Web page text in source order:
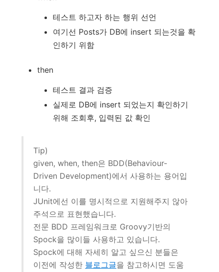
테스트 하고자 하는 행위 선언
여기선 Posts가 DB에 insert 되는것을 확
인하기 위함
then
테스트 결과 검증
실제로 DB에 insert 되었는지 확인하기
위해 조회후, 입력된 값 확인
Tip)
given, when, then은 BDD(Behaviour-
Driven Development)에서 사용하는 용어입
니다.
JUnit에선 이를 명시적으로 지원해주지 않아
주석으로 표현했습니다.
전문 BDD 프레임워크로 Groovy기반의
Spock을 많이들 사용하고 있습니다.
Spock에 대해 자세히 알고 싶으신 분들은
이전에 작성한 블로그글을 참고하시면 도움